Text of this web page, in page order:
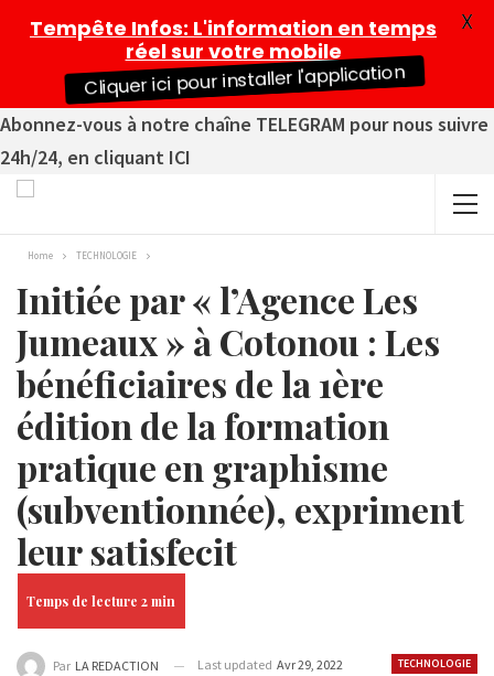
Abonnez-vous à notre chaîne TELEGRAM pour nous suivre
24h/24, en cliquant ICI
Home TECHNOLOGIE
Initiée par « l’Agence Les
Jumeaux » à Cotonou : Les
bénéficiaires de la 1ère
édition de la formation
pratique en graphisme
(subventionnée), expriment
leur satisfecit
TECHNOLOGIE
Par LA REDACTION Last updated Avr 29, 2022
Tempête Infos: L'information en temps
réel sur votre mobile
Cliquer ici pour installer l'application
X